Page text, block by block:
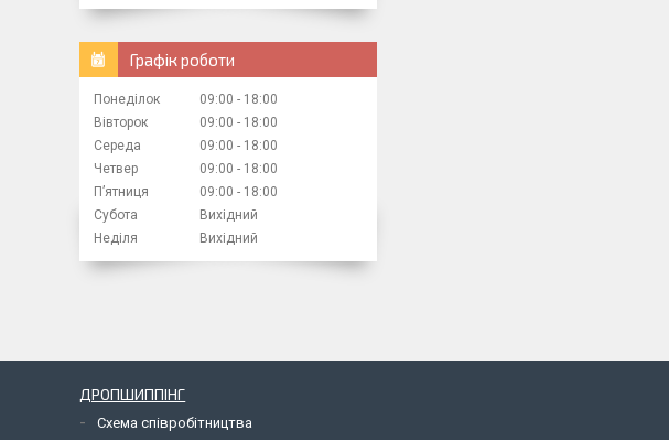
Графік роботи
Понеділок 09:00
18:00
Вівторок
09:00
18:00
Середа
09:00
18:00
Четвер
09:00
18:00
Пʼятниця
09:00
18:00
Субота
Вихідний
Неділя
Вихідний
ДРОПШИППІНГ
Схема співробітництва